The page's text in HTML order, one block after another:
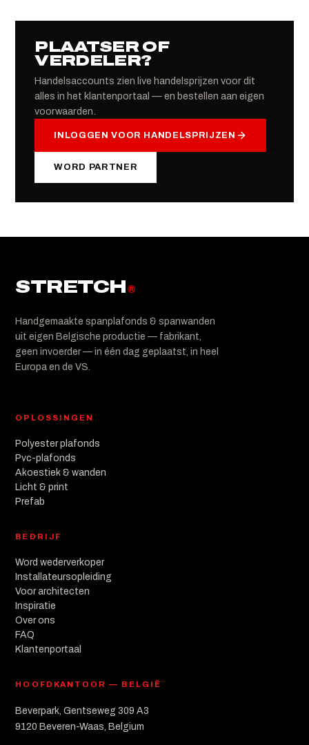
PLAATSER OF
VERDELER?
Handelsaccounts zien live handelsprijzen voor dit
alles in het klantenportaal — en bestellen aan eigen
voorwaarden.
INLOGGEN VOOR HANDELSPRIJZEN
WORD PARTNER
STRETCH®
Handgemaakte spanplafonds & spanwanden
uit eigen Belgische productie — fabrikant,
geen invoerder — in één dag geplaatst, in heel
Europa en de VS.
OPLOSSINGEN
Polyester plafonds
Pvc-plafonds
Akoestiek & wanden
Licht & print
Prefab
BEDRIJF
Word wederverkoper
Installateursopleiding
Voor architecten
Inspiratie
Over ons
FAQ
Klantenportaal
HOOFDKANTOOR — BELGIË
Beverpark, Gentseweg 309 A3
9120 Beveren-Waas, Belgium